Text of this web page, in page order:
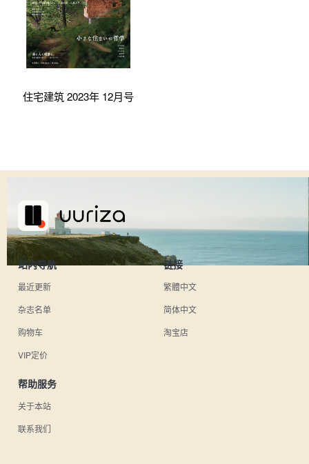
住宅建筑 2023年 12月号
站内导航
最近更新
杂志名单
购物车
VIP定价
链接
繁體中文
简体中文
淘宝店
帮助服务
关于本站
联系我们